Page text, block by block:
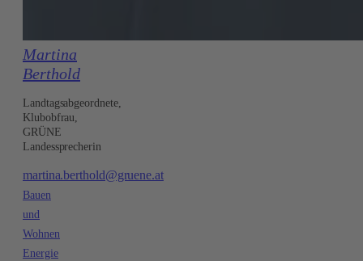
Martina
Berthold
Landtagsabgeordnete,
Klubobfrau,
GRÜNE
Landessprecherin
martina.berthold@gruene.at
Bauen
und
Wohnen
Energie